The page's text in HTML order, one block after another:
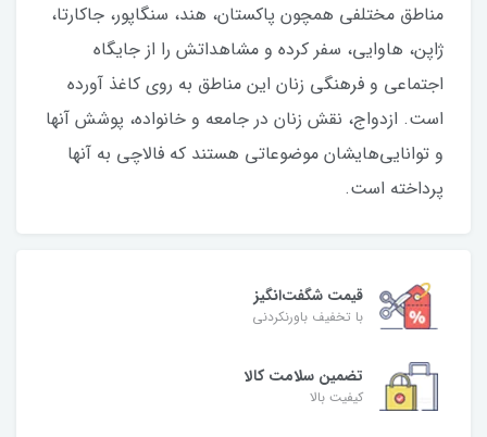
مناطق مختلفی همچون پاکستان، هند، سنگاپور، جاکارتا،
ژاپن، هاوایی، سفر کرده و مشاهداتش را از جایگاه
اجتماعی و فرهنگی زنان این مناطق به روی کاغذ آورده
است. ازدواج، نقش زنان در جامعه و خانواده، پوشش آنها
و توانایی‌هایشان موضوعاتی هستند که فالاچی به آنها
پرداخته است.
قیمت شگفت‌انگیز
با تخفیف باورنکردنی
تضمین سلامت کالا
کیفیت بالا